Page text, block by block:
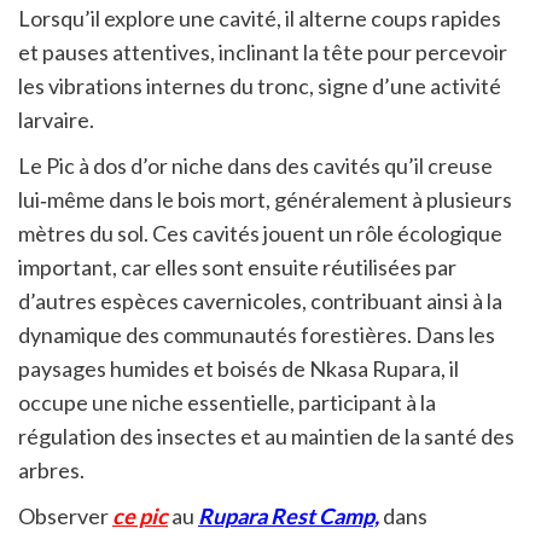
Lorsqu’il explore une cavité, il alterne coups rapides
et pauses attentives, inclinant la tête pour percevoir
les vibrations internes du tronc, signe d’une activité
larvaire.
Le Pic à dos d’or niche dans des cavités qu’il creuse
lui‑même dans le bois mort, généralement à plusieurs
mètres du sol. Ces cavités jouent un rôle écologique
important, car elles sont ensuite réutilisées par
d’autres espèces cavernicoles, contribuant ainsi à la
dynamique des communautés forestières. Dans les
paysages humides et boisés de Nkasa Rupara, il
occupe une niche essentielle, participant à la
régulation des insectes et au maintien de la santé des
arbres.
Observerce picau Rupara Rest Camp,dans